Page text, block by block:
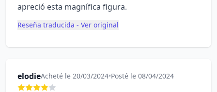
apreció esta magnífica figura.
Reseña traducida - Ver original
elodieAcheté le 20/03/2024•Posté le 08/04/2024